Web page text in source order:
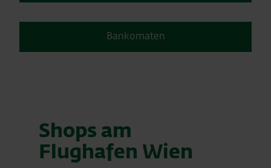
Bankomaten
Shops am
Flughafen Wien